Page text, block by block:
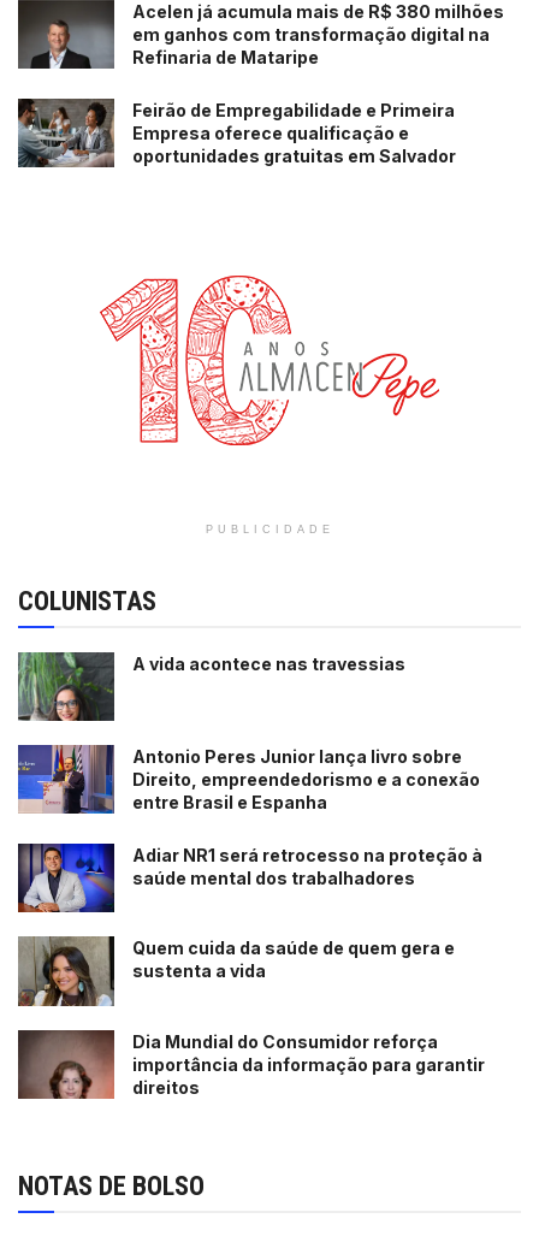
Acelen já acumula mais de R$ 380 milhões
em ganhos com transformação digital na
Refinaria de Mataripe
Feirão de Empregabilidade e Primeira
Empresa oferece qualificação e
oportunidades gratuitas em Salvador
PUBLICIDADE
COLUNISTAS
A vida acontece nas travessias
Antonio Peres Junior lança livro sobre
Direito, empreendedorismo e a conexão
entre Brasil e Espanha
Adiar NR1 será retrocesso na proteção à
saúde mental dos trabalhadores
Quem cuida da saúde de quem gera e
sustenta a vida
Dia Mundial do Consumidor reforça
importância da informação para garantir
direitos
NOTAS DE BOLSO